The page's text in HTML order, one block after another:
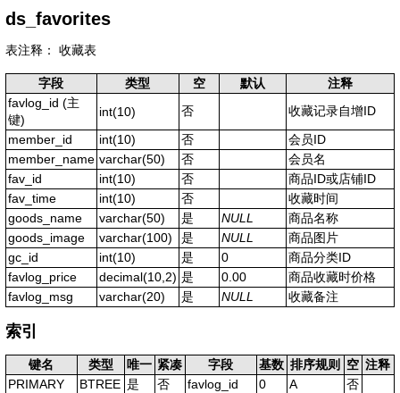
ds_favorites
表注释： 收藏表
字段 类型 空 默认
注释
favlog_id (主
键)
int(10) 否
收藏记录自增ID
member_id
int(10) 否
会员ID
member_name varchar(50) 否
会员名
fav_id
int(10) 否
商品ID或店铺ID
fav_time
int(10) 否
收藏时间
goods_name
varchar(50) 是 NULL
商品名称
goods_image
varchar(100) 是 NULL
商品图片
gc_id
int(10) 是 0
商品分类ID
favlog_price
decimal(10,2) 是 0.00
商品收藏时价格
favlog_msg
varchar(20) 是 NULL 收藏备注
索引
键名 类型 唯一 紧凑 字段 基数 排序规则 空 注释
PRIMARY
BTREE 是 否 favlog_id 0 A
否